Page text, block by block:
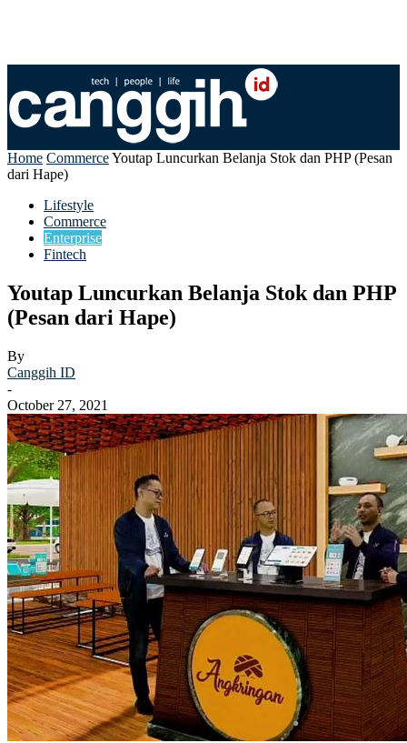
Home CommerceYoutap Luncurkan Belanja Stok dan PHP (Pesan
dari Hape)
Lifestyle
Commerce
Enterprise
Fintech
Youtap Luncurkan Belanja Stok dan PHP
(Pesan dari Hape)
By
Canggih ID
-
October 27, 2021